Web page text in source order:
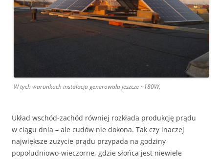
W tych warunkach instalacja generowała jeszcze ~180W,
Układ wschód-zachód równiej rozkłada produkcję prądu
w ciągu dnia – ale cudów nie dokona. Tak czy inaczej
największe zużycie prądu przypada na godziny
popołudniowo-wieczorne, gdzie słońca jest niewiele